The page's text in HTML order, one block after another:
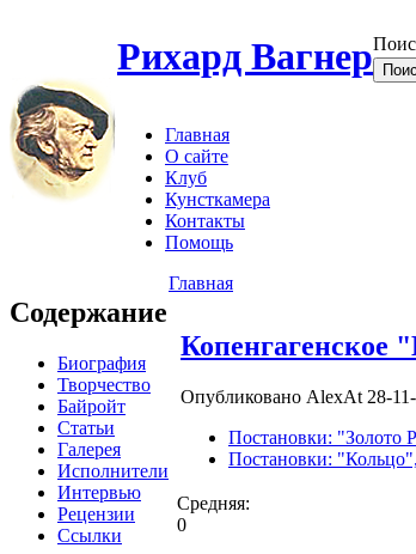
Рихард Вагнер
Главная
О сайте
Клуб
Кунсткамера
Контакты
Помощь
Содержание
Биография
Творчество
Байройт
Статьи
Галерея
Исполнители
Интервью
Рецензии
Ссылки
Главная
Копенгагенское
Опубликовано AlexAt 28-
Постановки: "Золото
Постановки:
Средняя:
0